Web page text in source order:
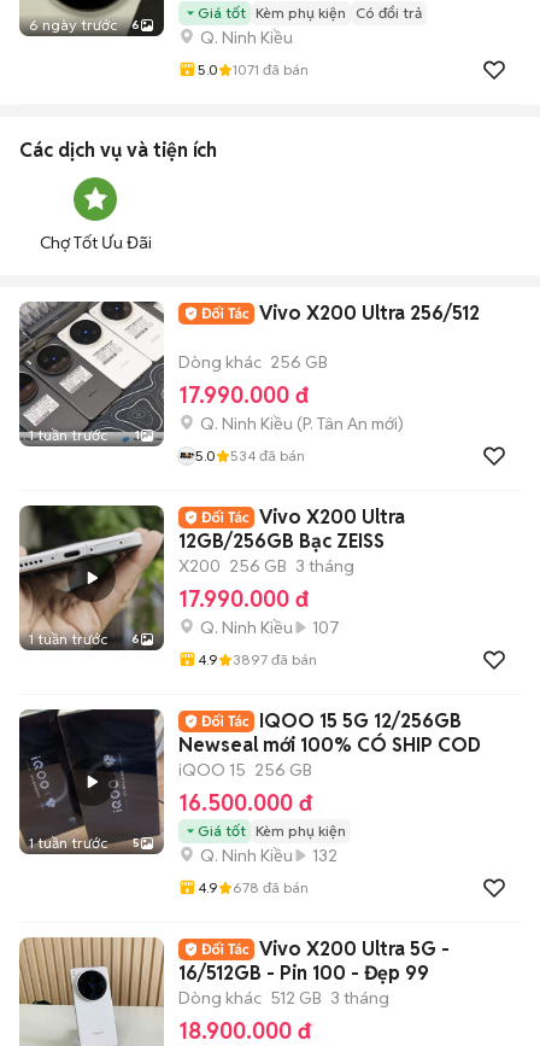
6 ngày trước 6
Giá tốt Kèm phụ kiện Có đổi trả
Q. Ninh Kiều
5.0 1071 đã bán
Các dịch vụ và tiện ích
Chợ Tốt Ưu Đãi
1 tuần trước 1
Vivo X200 Ultra 256/512
Dòng khác 256 GB
17.990.000 đ
Q. Ninh Kiều (P. Tân An mới)
5.0 534 đã bán
1 tuần trước 6
Vivo X200 Ultra
12GB/256GB Bạc ZEISS
X200 256 GB 3 tháng
17.990.000 đ
Q. Ninh Kiều 107
4.9 3897 đã bán
1 tuần trước 5
IQOO 15 5G 12/256GB
Newseal mới 100% CÓ SHIP COD
iQOO 15 256 GB
16.500.000 đ
Giá tốt Kèm phụ kiện
Q. Ninh Kiều 132
4.9 678 đã bán
Vivo X200 Ultra 5G -
16/512GB - Pin 100 - Đẹp 99
Dòng khác 512 GB 3 tháng
18.900.000 đ